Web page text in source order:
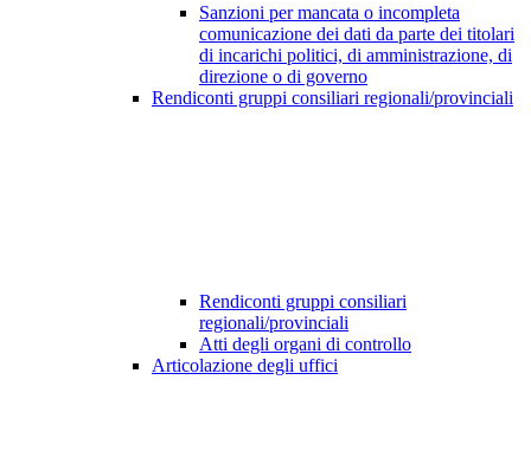
Sanzioni per mancata o incompleta
comunicazione dei dati da parte dei titolari
di incarichi politici, di amministrazione, di
direzione o di governo
Rendiconti gruppi consiliari regionali/provinciali
Rendiconti gruppi consiliari
regionali/provinciali
Atti degli organi di controllo
Articolazione degli uffici